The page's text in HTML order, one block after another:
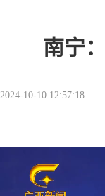
南宁
2024-10-10 12:57:18